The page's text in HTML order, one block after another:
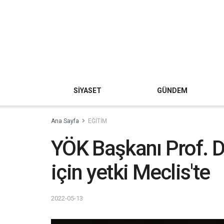
SİYASET GÜNDEM
Ana Sayfa EĞİTİM
YÖK Başkanı Prof.
için yetki Meclis'te
2022-05-13